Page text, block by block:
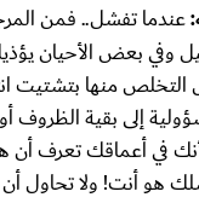
عندما تفشل.. فمن
بعض الأحيان
التخلص منها بتشتيت
إلى بقية الظروف
في أعماقك تعرف
هو أنت! ولا تحاول